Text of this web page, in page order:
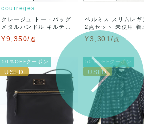
courreges
クレージュ トートバッグ
メタルハンドル キルテ
¥9,350/ 点
ベルミス スリムレギン
2点セット 未使用 着圧
¥3,301/ 点
50％OFFクーポン 50％OFFクーポン